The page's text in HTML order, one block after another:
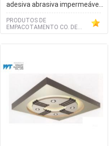
adesiva abrasiva impermeável
do deslizamento de assoalho
escorregadio, segurança do
assoalho escorregadio do
PRODUTOS DE
EMPACOTAMENTO CO. DE
YANTAI BAGEASE, LTD.